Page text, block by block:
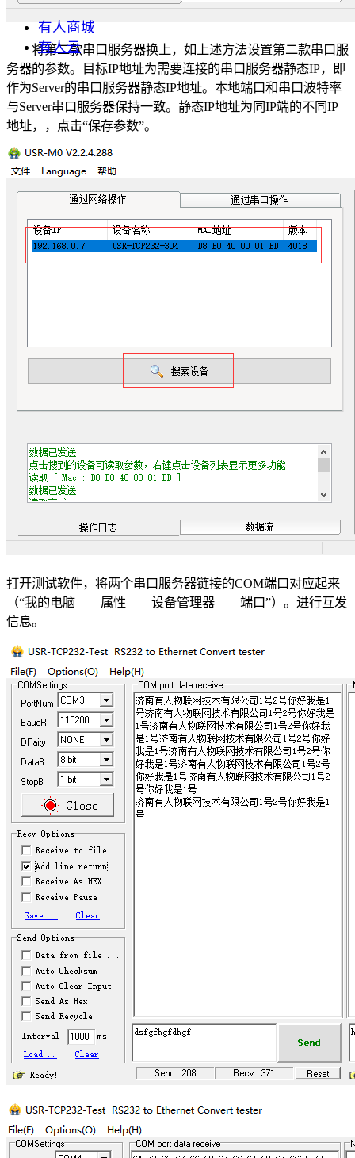
有人商城
有人云
将第二款串口服务器换上，如上述方法设置第二款串口服
务器的参数。目标IP地址为需要连接的串口服务器静态IP，即
作为Server的串口服务器静态IP地址。本地端口和串口波特率
与Server串口服务器保持一致。静态IP地址为同IP端的不同IP
地址，，点击“保存参数”。
打开测试软件，将两个串口服务器链接的COM端口对应起来
（“我的电脑——属性——设备管理器——端口”）。进行互发
信息。